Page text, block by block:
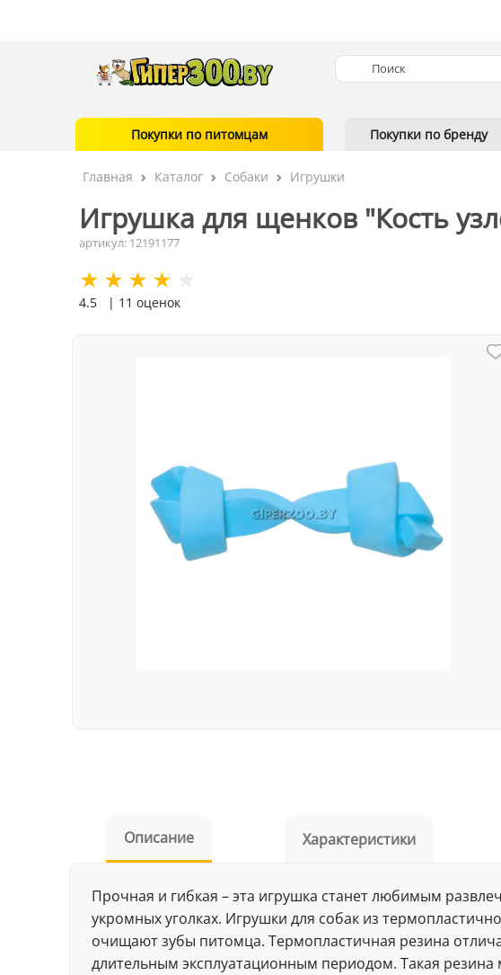
Покупки по питомцам Покупки по бренду
Главная Каталог Собаки Игрушки
Игрушка для щенков "Кость
артикул: 12191177
4.5 | 11 оценок
Описание Характеристики
Прочная и гибкая – эта игрушка станет любимым
укромных уголках. Игрушки для собак из
очищают зубы питомца. Термопластичная резина
длительным эксплуатационным периодом. Такая